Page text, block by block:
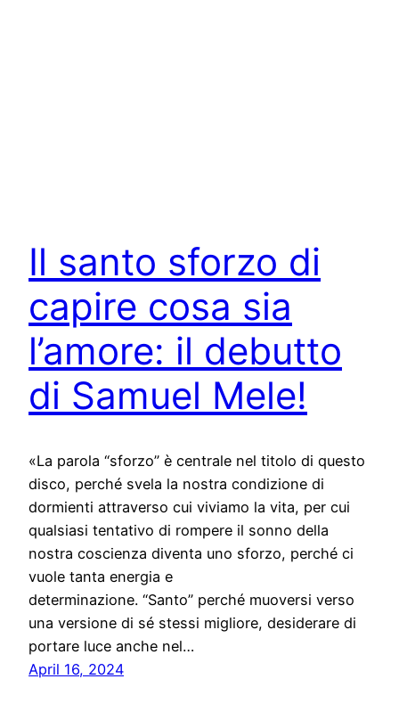
Il santo sforzo di
capire cosa sia
l’amore: il debutto
di Samuel Mele!
«La parola “sforzo” è centrale nel titolo di questo
disco, perché svela la nostra condizione di
dormienti attraverso cui viviamo la vita, per cui
qualsiasi tentativo di rompere il sonno della
nostra coscienza diventa uno sforzo, perché ci
vuole tanta energia e
determinazione. “Santo” perché muoversi verso
una versione di sé stessi migliore, desiderare di
portare luce anche nel…
April 16, 2024